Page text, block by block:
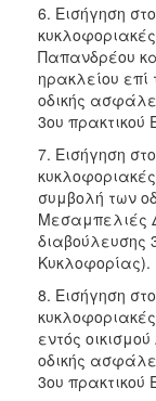
6. Εισήγηση
Παπανδρέου
ηρακλείου επί
οδικής
3ου πρακτικού
7. Εισήγηση
συμβολή των
Μεσαμπελιές
διαβούλευσης
Κυκλοφορίας).
8. Εισήγηση
εντός
οδικής
3ου πρακτικού